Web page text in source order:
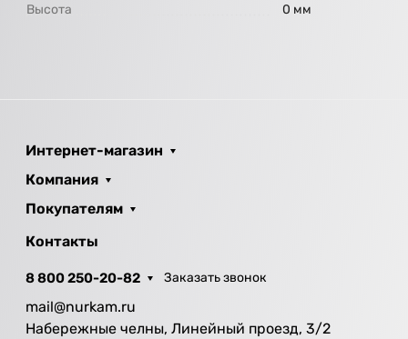
Высота 0 мм
Интернет-магазин
Компания
Покупателям
Контакты
8 800 250-20-82 Заказать звонок
mail@nurkam.ru
Набережные челны, Линейный проезд, 3/2